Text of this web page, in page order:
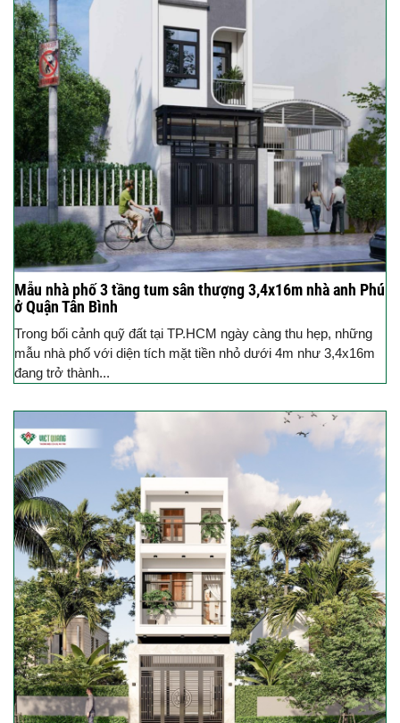
Mẫu nhà phố 3 tầng tum sân thượng 3,4x16m nhà anh Phú
ở Quận Tân Bình
Trong bối cảnh quỹ đất tại TP.HCM ngày càng thu hẹp, những
mẫu nhà phố với diện tích mặt tiền nhỏ dưới 4m như 3,4x16m
đang trở thành...